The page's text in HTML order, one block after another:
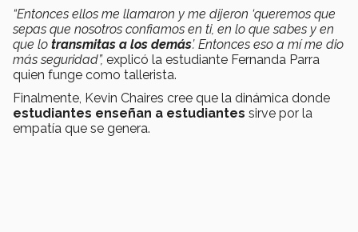
“Entonces ellos me llamaron y me dijeron ‘queremos que
sepas que nosotros confiamos en ti, en lo que sabes y en
que lo transmitas a los demás’. Entonces eso a mí me dio
más seguridad”, explicó la estudiante Fernanda Parra
quien funge como tallerista.
Finalmente, Kevin Chaires cree que la dinámica donde
estudiantes enseñan a estudiantes sirve por la
empatía que se genera.